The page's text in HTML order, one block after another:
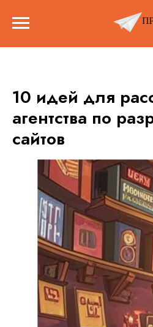
10 идей для
агентства по
сайтов